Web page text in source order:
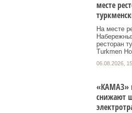
месте
На месте
ресторан
Turkmen
06.08.2026,
«КАМАЗ»
снижают